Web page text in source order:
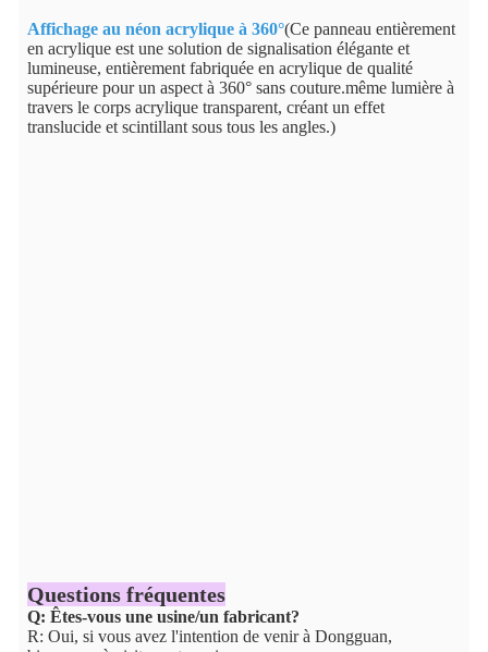
Affichage au néon acrylique à 360°(Ce panneau entièrement
en acrylique est une solution de signalisation élégante et
lumineuse, entièrement fabriquée en acrylique de qualité
supérieure pour un aspect à 360° sans couture.même lumière à
travers le corps acrylique transparent, créant un effet
translucide et scintillant sous tous les angles.)
Questions fréquentes
Q: Êtes-vous une usine/un fabricant?
R: Oui, si vous avez l'intention de venir à Dongguan,